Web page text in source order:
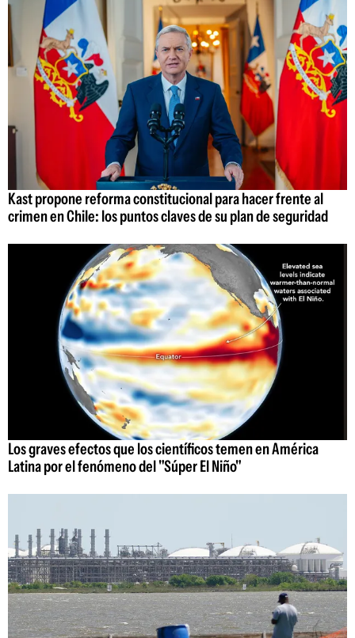
Kast propone reforma constitucional para hacer frente al
crimen en Chile: los puntos claves de su plan de seguridad
Los graves efectos que los científicos temen en América
Latina por el fenómeno del "Súper El Niño"